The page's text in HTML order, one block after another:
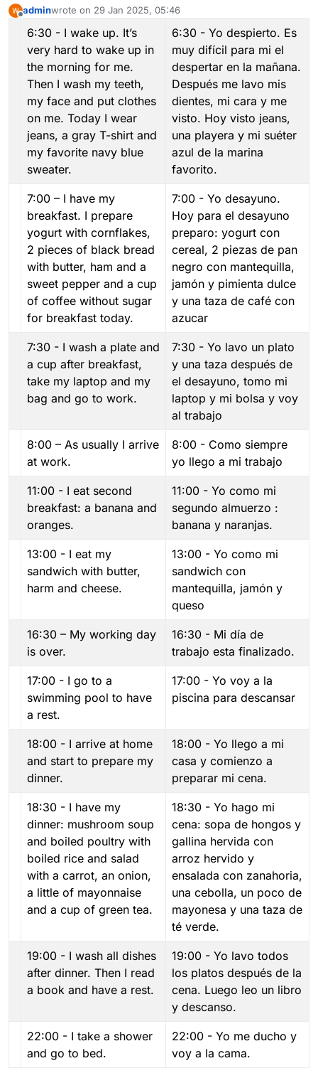
adminwrote on 29 Jan 2025, 05:46
last edited by
6:30 - I wake up. It’s
very hard to wake up in
the morning for me.
Then I wash my teeth,
my face and put clothes
on me. Today I wear
jeans, a gray T-shirt and
my favorite navy blue
sweater.
6:30 - Yo despierto. Es
muy difícil para mi el
despertar en la mañana.
Después me lavo mis
dientes, mi cara y me
visto. Hoy visto jeans,
una playera y mi suéter
azul de la marina
favorito.
7:00 – I have my
breakfast. I prepare
yogurt with cornflakes,
2 pieces of black bread
with butter, ham and a
sweet pepper and a cup
of coffee without sugar
for breakfast today.
7:00 - Yo desayuno.
Hoy para el desayuno
preparo: yogurt con
cereal, 2 piezas de pan
negro con mantequilla,
jamón y pimienta dulce
y una taza de café con
azucar
7:30 - I wash a plate and
a cup after breakfast,
take my laptop and my
bag and go to work.
7:30 - Yo lavo un plato
y una taza después de
el desayuno, tomo mi
laptop y mi bolsa y voy
al trabajo
8:00 – As usually I arrive
at work.
8:00 - Como siempre
yo llego a mi trabajo
11:00 - I eat second
breakfast: a banana and
oranges.
11:00 - Yo como mi
segundo almuerzo :
banana y naranjas.
13:00 - I eat my
sandwich with butter,
harm and cheese.
13:00 - Yo como mi
sandwich con
mantequilla, jamón y
queso
16:30 – My working day
is over.
16:30 - Mi día de
trabajo esta finalizado.
17:00 - I go to a
swimming pool to have
a rest.
17:00 - Yo voy a la
piscina para descansar
18:00 - I arrive at home
and start to prepare my
dinner.
18:00 - Yo llego a mi
casa y comienzo a
preparar mi cena.
18:30 - I have my
dinner: mushroom soup
and boiled poultry with
boiled rice and salad
with a carrot, an onion,
a little of mayonnaise
and a cup of green tea.
18:30 - Yo hago mi
cena: sopa de hongos y
gallina hervida con
arroz hervido y
ensalada con zanahoria,
una cebolla, un poco de
mayonesa y una taza de
té verde.
19:00 - I wash all dishes
after dinner. Then I read
a book and have a rest.
19:00 - Yo lavo todos
los platos después de la
cena. Luego leo un libro
y descanso.
22:00 - I take a shower
and go to bed.
22:00 - Yo me ducho y
voy a la cama.